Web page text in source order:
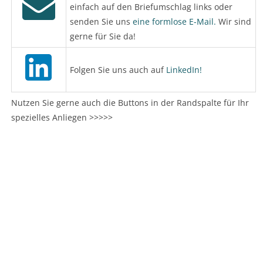
einfach auf den Briefumschlag links oder
senden Sie uns eine formlose E-Mail. Wir sind
gerne für Sie da!
Folgen Sie uns auch auf LinkedIn!
Nutzen Sie gerne auch die Buttons in der Randspalte für Ihr
spezielles Anliegen >>>>>